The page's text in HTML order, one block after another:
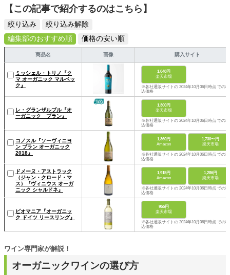
【この記事で紹介するのはこちら】
絞り込み
絞り込み解除
編集部のおすすめ順
価格の安い順
商品名 画像 購入サイト
ミッシェル・トリノ『ク
マ オーガニック マルベッ
ク』
1,048円
楽天市場
※各社通販サイトの 2024年10月06日時点 での税
込価格
レ・グランザルブル『オ
ーガニック ブラン』
1,300円
楽天市場
※各社通販サイトの 2024年10月06日時点 での税
込価格
コノスル『ソーヴィニヨ
ン ブラン オーガニック
2018』
1,360円
Amazon
1,730〜円
楽天市場
※各社通販サイトの 2024年10月06日時点 での税
込価格
ドメーヌ・アストラック
（ジャン・クロード・マ
ス）『ヴィニウス オーガ
ニック シャルドネ』
1,915円
Amazon
1,286円
楽天市場
※各社通販サイトの 2024年10月06日時点 での税
込価格
ビオマニア『オーガニッ
ク ドイツ リースリング』
955円
楽天市場
※各社通販サイトの 2024年10月06日時点 での税
込価格
オーガニックワインの選び方
ワイン専門家が解説！